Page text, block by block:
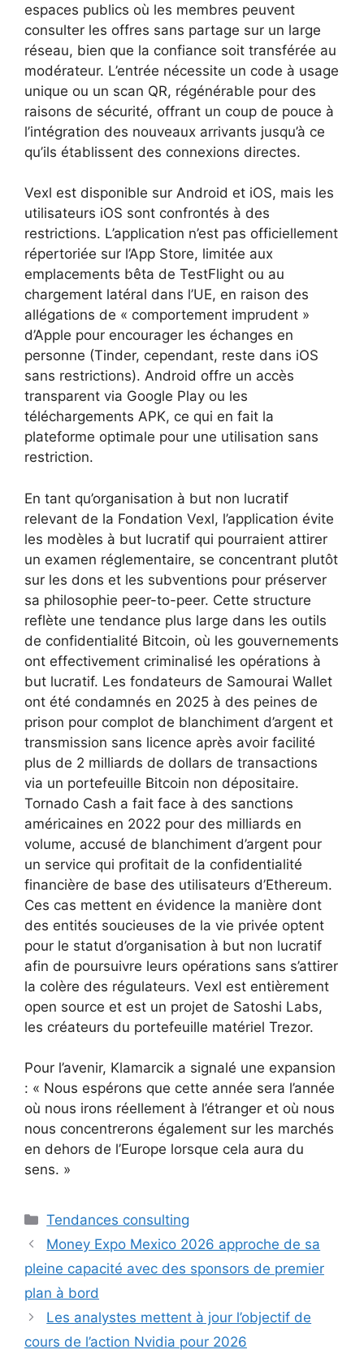
espaces publics où les membres peuvent
consulter les offres sans partage sur un large
réseau, bien que la confiance soit transférée au
modérateur. L’entrée nécessite un code à usage
unique ou un scan QR, régénérable pour des
raisons de sécurité, offrant un coup de pouce à
l’intégration des nouveaux arrivants jusqu’à ce
qu’ils établissent des connexions directes.
Vexl est disponible sur Android et iOS, mais les
utilisateurs iOS sont confrontés à des
restrictions. L’application n’est pas officiellement
répertoriée sur l’App Store, limitée aux
emplacements bêta de TestFlight ou au
chargement latéral dans l’UE, en raison des
allégations de « comportement imprudent »
d’Apple pour encourager les échanges en
personne (Tinder, cependant, reste dans iOS
sans restrictions). Android offre un accès
transparent via Google Play ou les
téléchargements APK, ce qui en fait la
plateforme optimale pour une utilisation sans
restriction.
En tant qu’organisation à but non lucratif
relevant de la Fondation Vexl, l’application évite
les modèles à but lucratif qui pourraient attirer
un examen réglementaire, se concentrant plutôt
sur les dons et les subventions pour préserver
sa philosophie peer-to-peer. Cette structure
reflète une tendance plus large dans les outils
de confidentialité Bitcoin, où les gouvernements
ont effectivement criminalisé les opérations à
but lucratif. Les fondateurs de Samourai Wallet
ont été condamnés en 2025 à des peines de
prison pour complot de blanchiment d’argent et
transmission sans licence après avoir facilité
plus de 2 milliards de dollars de transactions
via un portefeuille Bitcoin non dépositaire.
Tornado Cash a fait face à des sanctions
américaines en 2022 pour des milliards en
volume, accusé de blanchiment d’argent pour
un service qui profitait de la confidentialité
financière de base des utilisateurs d’Ethereum.
Ces cas mettent en évidence la manière dont
des entités soucieuses de la vie privée optent
pour le statut d’organisation à but non lucratif
afin de poursuivre leurs opérations sans s’attirer
la colère des régulateurs. Vexl est entièrement
open source et est un projet de Satoshi Labs,
les créateurs du portefeuille matériel Trezor.
Pour l’avenir, Klamarcik a signalé une expansion
: « Nous espérons que cette année sera l’année
où nous irons réellement à l’étranger et où nous
nous concentrerons également sur les marchés
en dehors de l’Europe lorsque cela aura du
sens. »
Catégories
Tendances consulting
Money Expo Mexico 2026 approche de sa
pleine capacité avec des sponsors de premier
plan à bord
Les analystes mettent à jour l’objectif de
cours de l’action Nvidia pour 2026